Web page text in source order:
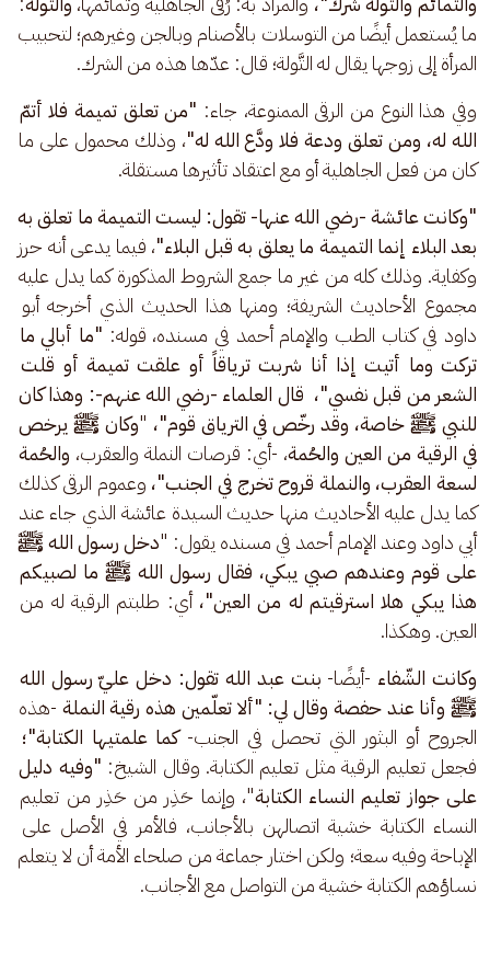
ما يُستعمل أيضًا من التوسلات بالأصنام وبالجن وغيرهم؛ لتحبيب
المرأة إلى زوجها يقال له التَّولة؛ قال: عدّها هذه من الشرك.
وفي هذا النوع من الرقى الممنوعة، جاء: "من تعلق تميمة فلا أتمّ
الله له، ومن تعلق ودعة فلا ودَّع الله له"، وذلك محمول على ما
كان من فعل الجاهلية أو مع اعتقاد تأثيرها مستقلة.
"وكانت عائشة -رضي الله عنها- تقول: ليست التميمة ما تعلق به
بعد البلاء إنما التميمة ما يعلق به قبل البلاء"، فيما يدعى أنه حرز
وكفاية. وذلك كله من غير ما جمع الشروط المذكورة كما يدل عليه
مجموع الأحاديث الشريفة؛ ومنها هذا الحديث الذي أخرجه أبو
داود في كتاب الطب والإمام أحمد في مسنده، قوله: "ما أبالي ما
تركت وما أتيت إذا أنا شربت ترياقاً أو علقت تميمة أو قلت
الشعر من قبل نفسي"،  قال العلماء -رضي الله عنهم-: وهذا كان
للنبي ﷺ خاصة، وقد رخّص في الترياق قوم"، "وكان ﷺ يرخص
في الرقية من العين والحُمة، -أي: قرصات النملة والعقرب، والحُمة
لسعة العقرب، والنملة قروح تخرج في الجنب"، وعموم الرقى كذلك
كما يدل عليه الأحاديث منها حديث السيدة عائشة الذي جاء عند
أبي داود وعند الإمام أحمد في مسنده يقول: "دخل رسول الله ﷺ
على قوم وعندهم صبي يبكي، فقال رسول الله ﷺ ما لصبيكم
هذا يبكي هلا استرقيتم له من العين"، أي: طلبتم الرقية له من
العين. وهكذا.
وكانت الشّفاء -أيضًا- بنت عبد الله تقول: دخل عليّ رسول الله
ﷺ وأنا عند حفصة وقال لي: "ألا تعلّمين هذه رقية النملة -هذه
الجروح أو البثور التي تحصل في الجنب- كما علمتيها الكتابة"؛
فجعل تعليم الرقية مثل تعليم الكتابة. وقال الشيخ: "وفيه دليل
على جواز تعليم النساء الكتابة"، وإنما حَذِر من حَذِر من تعليم
النساء الكتابة خشية اتصالهن بالأجانب، فالأمر في الأصل على
الإباحة وفيه سعة؛ ولكن اختار جماعة من صلحاء الأمة أن لا يتعلم
نساؤهم الكتابة خشية من التواصل مع الأجانب.